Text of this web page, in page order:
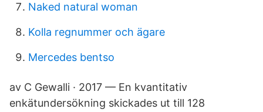
Naked natural woman
Kolla regnummer och ägare
Mercedes bentso
av C Gewalli · 2017 — En kvantitativ
enkätundersökning skickades ut till 128